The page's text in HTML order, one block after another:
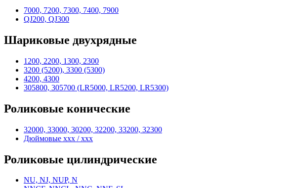
7000, 7200, 7300, 7400, 7900
QJ200, QJ300
Шариковые двухрядные
1200, 2200, 1300, 2300
3200 (5200), 3300 (5300)
4200, 4300
305800, 305700 (LR5000, LR5200, LR5300)
Роликовые конические
32000, 33000, 30200, 32200, 33200, 32300
Дюймовые xxx / xxx
Роликовые цилиндрические
NU, NJ, NUP, N